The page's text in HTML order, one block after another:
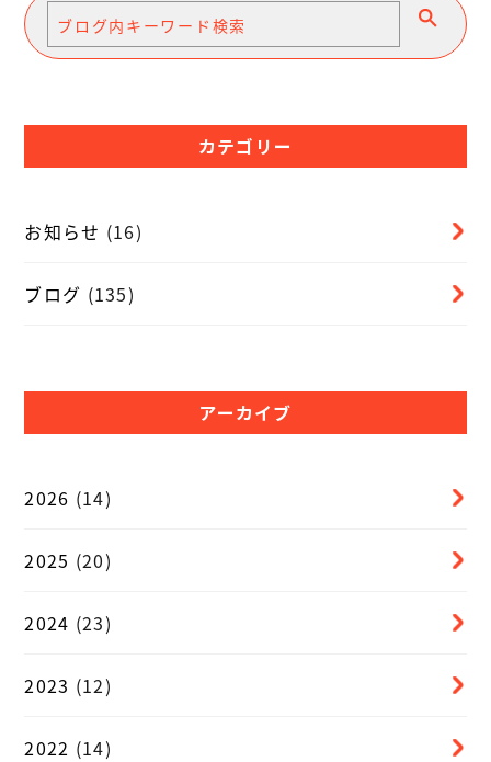
カテゴリー
お知らせ (16)
ブログ (135)
アーカイブ
2026 (14)
2025 (20)
2024 (23)
2023 (12)
2022 (14)